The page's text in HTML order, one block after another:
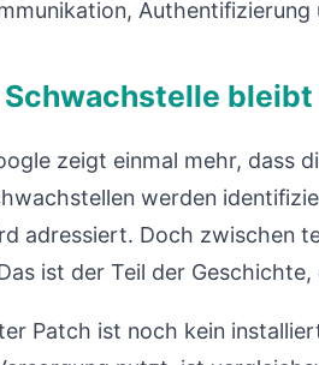
zeigt einmal mehr, dass
werden
adressiert. Doch zwischen
ist der Teil der
Patch ist noch kein